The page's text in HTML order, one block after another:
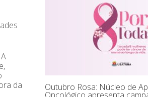
da
Outubro Rosa: Núcleo de